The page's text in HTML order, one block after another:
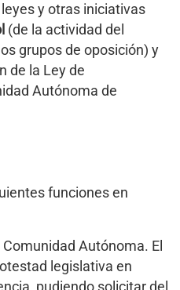
y otras iniciativas
(de la actividad del
grupos de oposición) y
de la Ley de
Autónoma de
funciones en
Autónoma. El
legislativa en
pudiendo solicitar del